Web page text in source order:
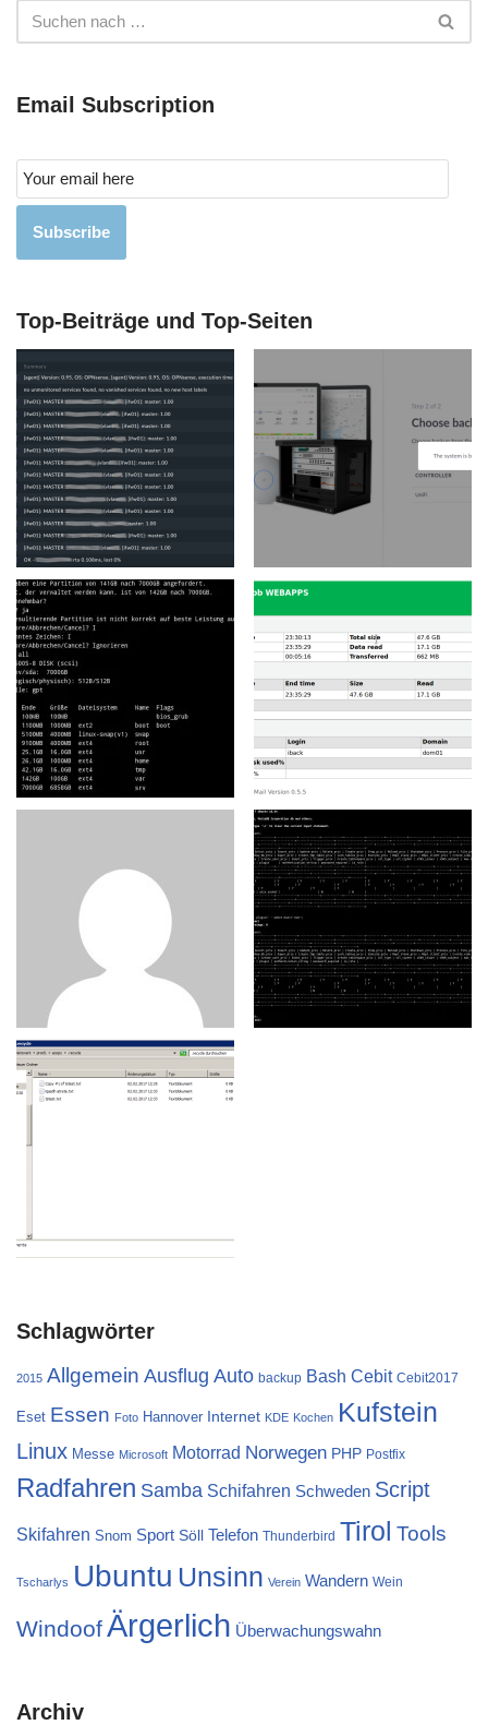
Email Subscription
Subscribe
Top-Beiträge und Top-Seiten
Schlagwörter
2015 Allgemein Ausflug Auto backup Bash Cebit Cebit2017
Eset Essen Foto Hannover Internet KDE Kochen Kufstein
Linux Messe Microsoft Motorrad Norwegen PHP Postfix
Radfahren Samba Schifahren Schweden Script
Skifahren Snom Sport Söll Telefon Thunderbird Tirol Tools
Tscharlys Ubuntu Unsinn Verein Wandern Wein
WindoofÄrgerlich Überwachungswahn
Archiv